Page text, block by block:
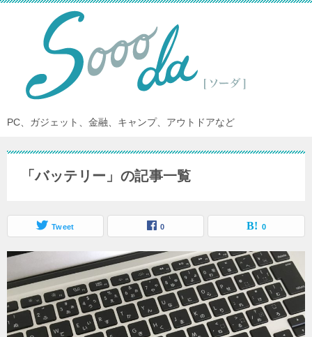
PC、ガジェット、金融、キャンプ、アウトドアなど
「バッテリー」の記事一覧
Tweet 0 0